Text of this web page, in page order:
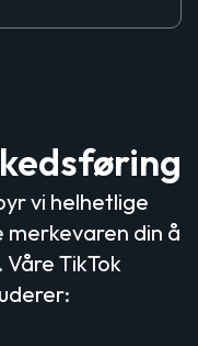
vi helhetlige
merkevaren din å
TikTok